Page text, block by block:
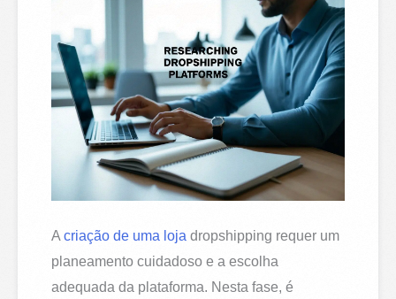
Acriação de uma loja dropshipping requer um
planeamento cuidadoso e a escolha
adequada da plataforma. Nesta fase, é